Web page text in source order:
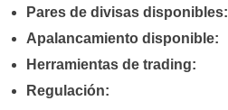
Pares de divisas disponibles:
Apalancamiento disponible:
Herramientas de trading:
Regulación: